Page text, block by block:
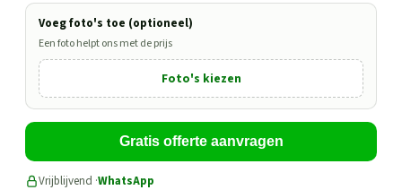
Voeg foto's toe (optioneel)
Een foto helpt ons met de prijs
Foto's kiezen
Gratis offerte aanvragen
Vrijblijvend ·WhatsApp